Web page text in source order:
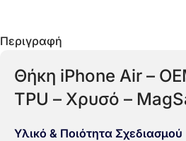
Περιγραφή
Θήκη iPhone Air –
TPU – Χρυσό –
Υλικό & Ποιότητα Σχεδιασμού